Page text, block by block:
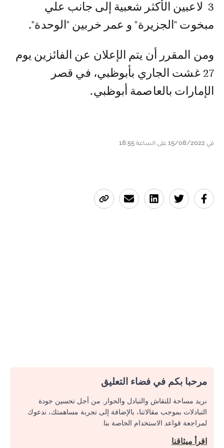
3 لاعبين الأكثر شعبية إلى جانب علي
مبخوت "الجزيرة" و عمر خربين "الوحدة".
ومن المقرر أن يتم الإعلان عن الفائزين يوم
27 غشت الجاري بأبوظبي، في قصر
الإمارات بالعاصمة أبوظبي.
في 15/08/2022 على الساعة 18:55
مرحبا بكم في فضاء التعليق
نريد مساحة للنقاش والتبادل والحوار. من أجل تحسين جودة
التبادلات بموجب مقالاتنا، بالإضافة إلى تجربة مساهمتك، ندعوك
لمراجعة قواعد الاستخدام الخاصة بنا.
اقرأ ميثاقنا